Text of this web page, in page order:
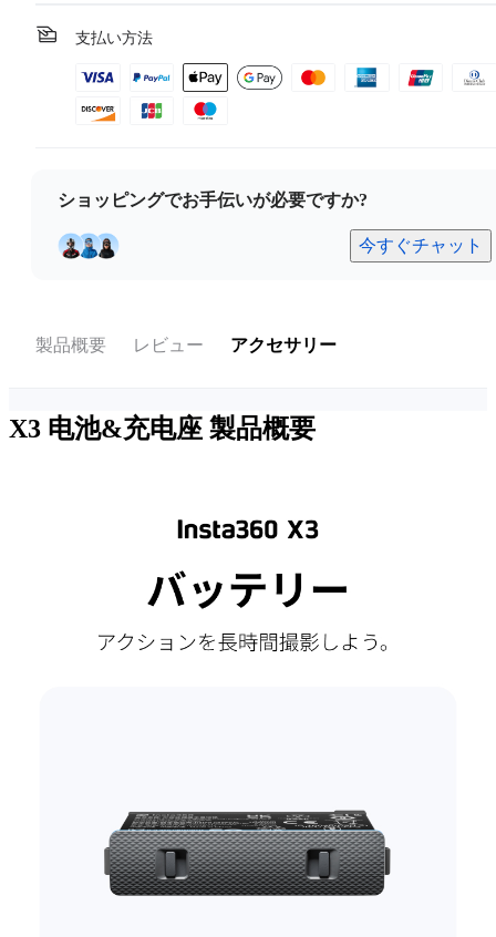
支払い方法
ショッピングでお手伝いが必要ですか?
今すぐチャット
製品概要 レビュー アクセサリー
X3 电池&充电座 製品概要